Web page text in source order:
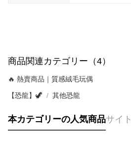
商品関連カテゴリー（4）
🔥 熱賣商品｜質感絨毛玩偶
【恐龍】🦖 其他恐龍
本カテゴリーの人気商品サイ